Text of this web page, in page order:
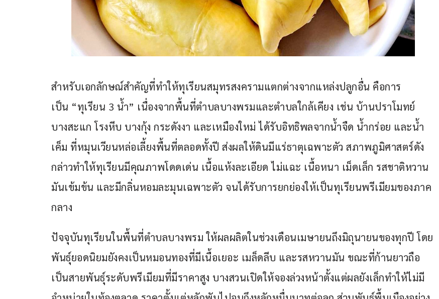
สำหรับเอกลักษณ์สำคัญที่ทำให้ทุเรียนสมุทรสงครามแตกต่างจากแหล่งปลูกอื่น คือการ
เป็น “ทุเรียน 3 น้ำ” เนื่องจากพื้นที่ตำบลบางพรมและตำบลใกล้เคียง เช่น บ้านปราโมทย์
บางสะแก โรงหีบ บางกุ้ง กระดังงา และเหมืองใหม่ ได้รับอิทธิพลจากน้ำจืด น้ำกร่อย และน้ำ
เค็ม ที่หมุนเวียนหล่อเลี้ยงพื้นที่ตลอดทั้งปี ส่งผลให้ดินมีแร่ธาตุเฉพาะตัว สภาพภูมิศาสตร์ดัง
กล่าวทำให้ทุเรียนมีคุณภาพโดดเด่น เนื้อแห้งละเอียด ไม่แฉะ เนื้อหนา เม็ดเล็ก รสชาติหวาน
มันเข้มข้น และมีกลิ่นหอมละมุนเฉพาะตัว จนได้รับการยกย่องให้เป็นทุเรียนพรีเมียมของภาค
กลาง
ปัจจุบันทุเรียนในพื้นที่ตำบลบางพรม ให้ผลผลิตในช่วงเดือนเมษายนถึงมิถุนายนของทุกปี โดย
พันธุ์ยอดนิยมยังคงเป็นหมอนทองที่มีเนื้อเยอะ เมล็ดลีบ และรสหวานมัน ขณะที่ก้านยาวถือ
เป็นสายพันธุ์ระดับพรีเมียมที่มีราคาสูง บางสวนเปิดให้จองล่วงหน้าตั้งแต่ผลยังเล็กทำให้ไม่มี